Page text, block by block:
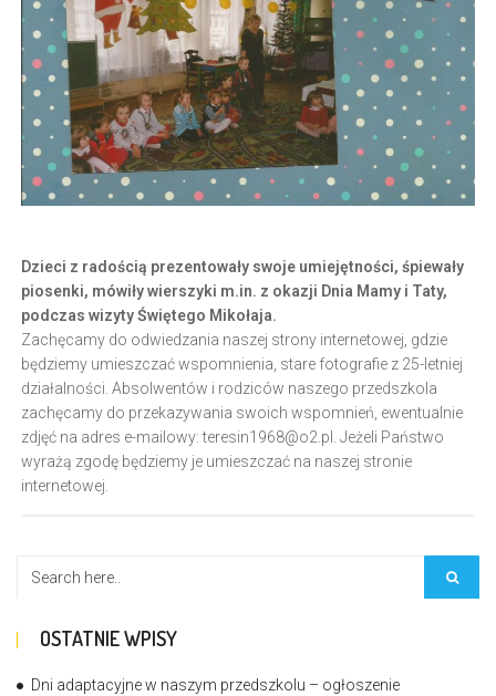
Dzieci z radością prezentowały swoje umiejętności, śpiewały
piosenki, mówiły wierszyki m.in. z okazji Dnia Mamy i Taty,
podczas wizyty Świętego Mikołaja.
Zachęcamy do odwiedzania naszej strony internetowej, gdzie
będziemy umieszczać wspomnienia, stare fotografie z 25-letniej
działalności. Absolwentów i rodziców naszego przedszkola
zachęcamy do przekazywania swoich wspomnień, ewentualnie
zdjęć na adres e-mailowy:teresin1968@o2.pl
. Jeżeli Państwo
wyrażą zgodę będziemy je umieszczać na naszej stronie
internetowej.
OSTATNIE WPISY
Dni adaptacyjne w naszym przedszkolu – ogłoszenie